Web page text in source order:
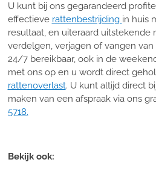
U kunt bij ons gegarandeerd
effectieve rattenbestrijding in huis
resultaat, en uiteraard uitstekende
verdelgen, verjagen of vangen van
24/7 bereikbaar, ook in de
met ons op en u wordt direct
rattenoverlast. U kunt altijd direct
maken van een afspraak via ons
5718.
Bekijk ook: